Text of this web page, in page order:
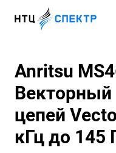
Anritsu
Векторный
цепей
кГц до 145